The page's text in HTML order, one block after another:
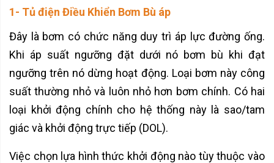
1- Tủ điện Điều Khiển Bơm Bù áp
Đây là bơm có chức năng duy trì áp lực đường ống.
Khi áp suất ngưỡng đặt dưới nó bơm bù khi đạt
ngưỡng trên nó dừng hoạt động. Loại bơm này công
suất thường nhỏ và luôn nhỏ hơn bơm chính. Có hai
loại khởi động chính cho hệ thống này là sao/tam
giác và khởi động trực tiếp (DOL).
Việc chọn lựa hình thức khởi động nào tùy thuộc vào